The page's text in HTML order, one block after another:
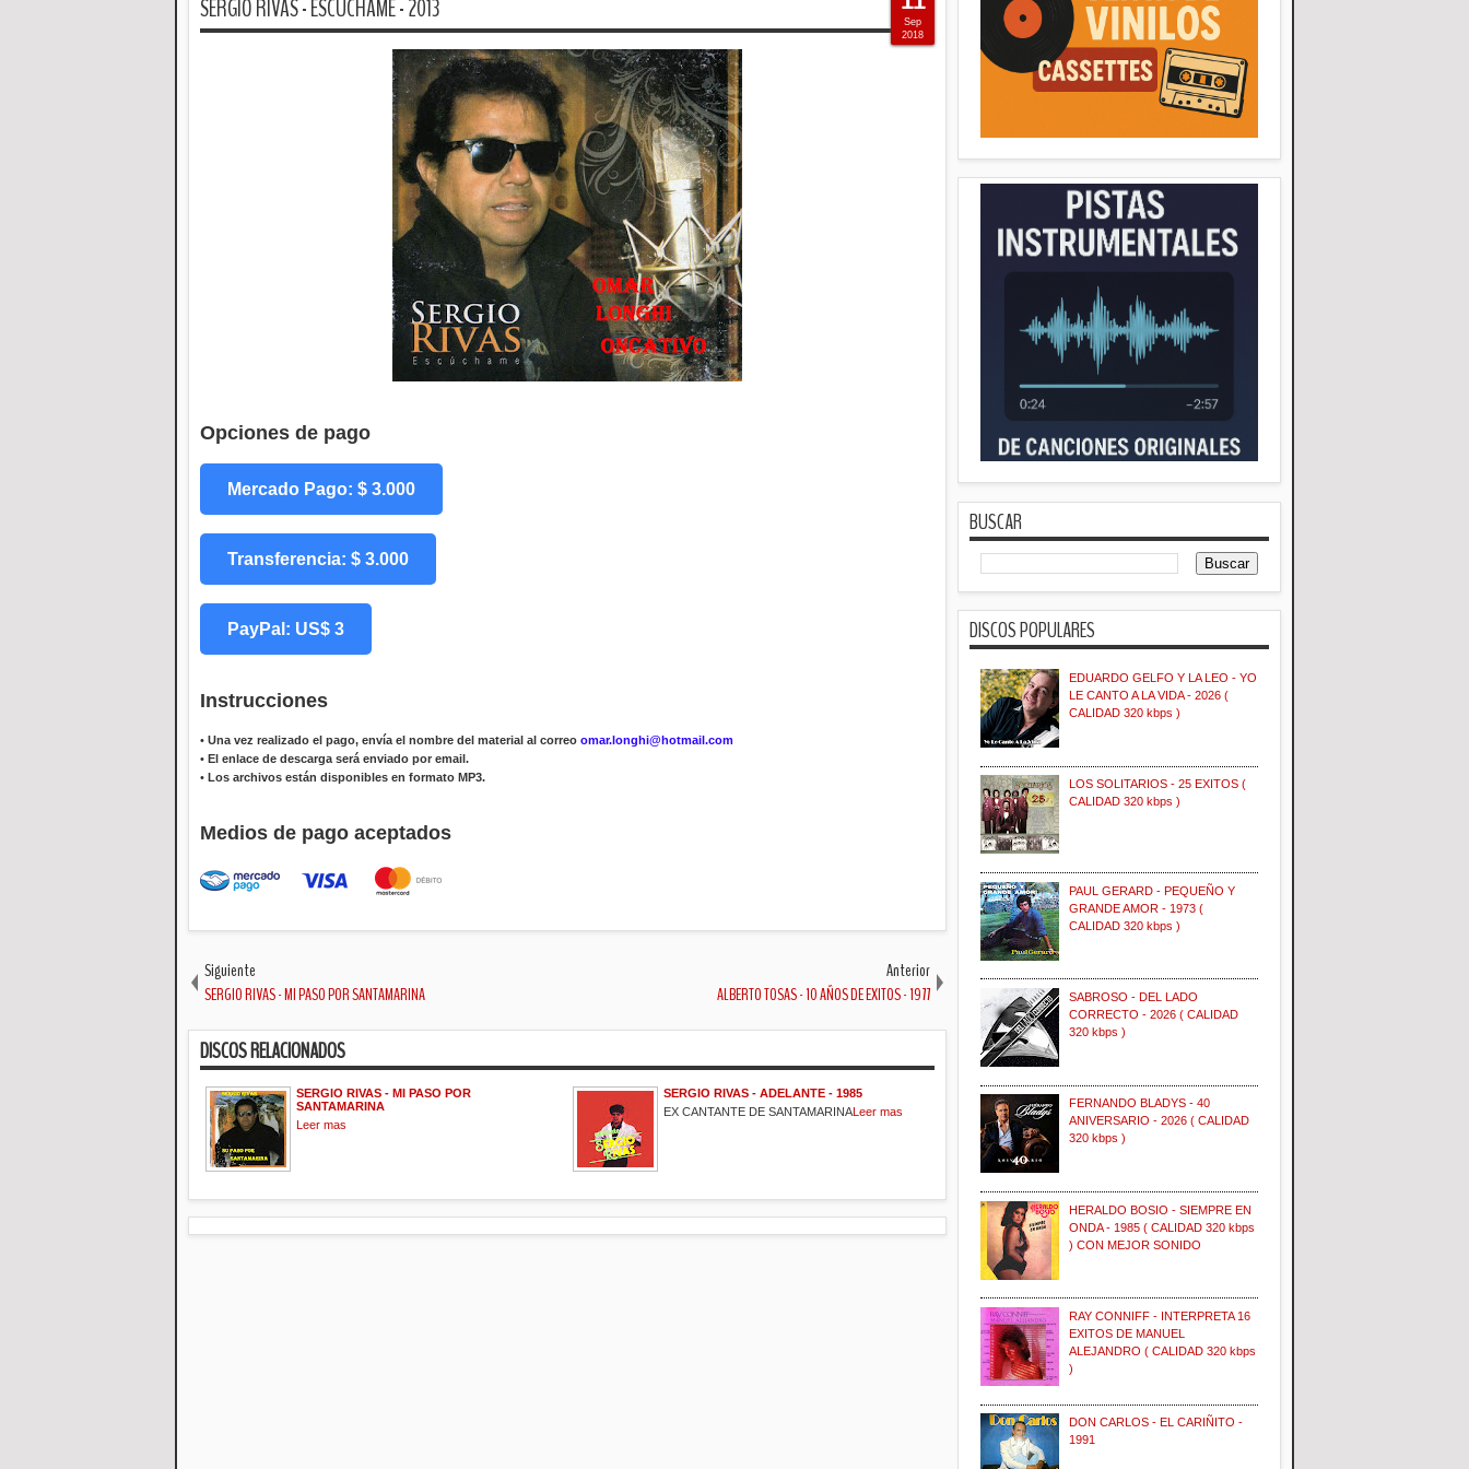
SERGIO RIVAS - ESCUCHAME - 2013
Opciones de pago
Mercado Pago: $ 3.000
Transferencia: $ 3.000
PayPal: US$ 3
Instrucciones
• Una vez realizado el pago, envía el nombre del material al correo omar.longhi@hotmail.com
• El enlace de descarga será enviado por email.
• Los archivos están disponibles en formato MP3.
Medios de pago aceptados
Sep
2018
Siguiente
SERGIO RIVAS - MI PASO POR SANTAMARINA
Anterior
ALBERTO TOSAS - 10 AÑOS DE EXITOS - 1977
DISCOS RELACIONADOS
SERGIO RIVAS - MI PASO POR
SANTAMARINA
Leer mas
SERGIO RIVAS - ADELANTE - 1985
EX CANTANTE DE SANTAMARINALeer mas
BUSCAR
DISCOS POPULARES
EDUARDO GELFO Y LA LEO - YO
LE CANTO A LA VIDA - 2026 (
CALIDAD 320 kbps )
LOS SOLITARIOS - 25 EXITOS (
CALIDAD 320 kbps )
PAUL GERARD - PEQUEÑO Y
GRANDE AMOR - 1973 (
CALIDAD 320 kbps )
SABROSO - DEL LADO
CORRECTO - 2026 ( CALIDAD
320 kbps )
FERNANDO BLADYS - 40
ANIVERSARIO - 2026 ( CALIDAD
320 kbps )
HERALDO BOSIO - SIEMPRE EN
ONDA - 1985 ( CALIDAD 320 kbps
) CON MEJOR SONIDO
RAY CONNIFF - INTERPRETA 16
EXITOS DE MANUEL
ALEJANDRO ( CALIDAD 320 kbps
)
DON CARLOS - EL CARIÑITO -
1991